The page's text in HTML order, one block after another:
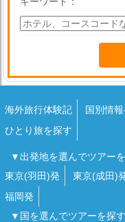
海外旅行体験記 国別情
ひとり旅を探す
▼出発地を選んでツアー
東京(羽田)発
東京(成田)
福岡発
▼国を選んでツアーを探す